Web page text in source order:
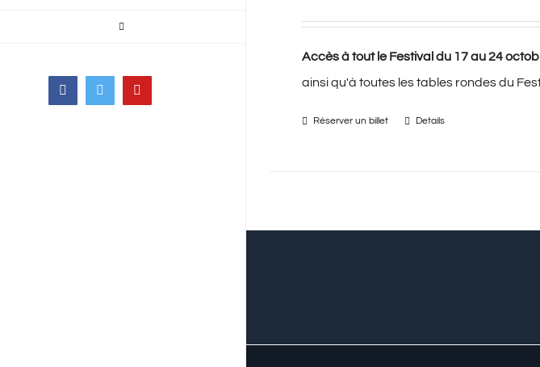
FacebookTwitter
Accès à tout le Festival du 17 au 24
ainsi qu'à toutes les tables rondes du
Réserver un billet Details